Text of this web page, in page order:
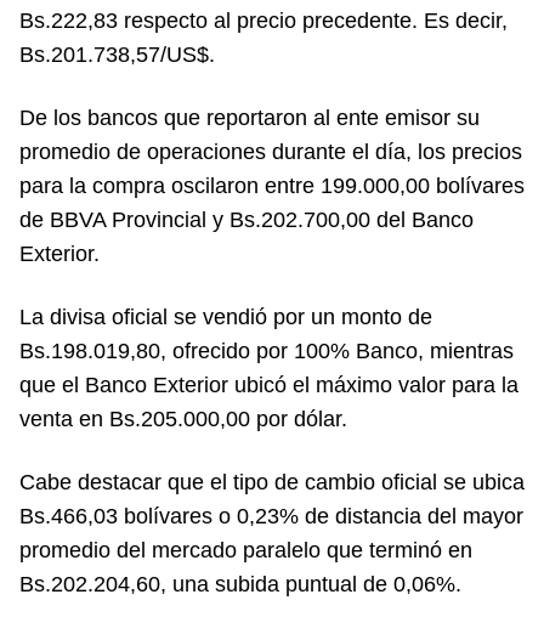
Bs.222,83 respecto al precio precedente. Es decir,
Bs.201.738,57/US$.
De los bancos que reportaron al ente emisor su
promedio de operaciones durante el día, los precios
para la compra oscilaron entre 199.000,00 bolívares
de BBVA Provincial y Bs.202.700,00 del Banco
Exterior.
La divisa oficial se vendió por un monto de
Bs.198.019,80, ofrecido por 100% Banco, mientras
que el Banco Exterior ubicó el máximo valor para la
venta en Bs.205.000,00 por dólar.
Cabe destacar que el tipo de cambio oficial se ubica
Bs.466,03 bolívares o 0,23% de distancia del mayor
promedio del mercado paralelo que terminó en
Bs.202.204,60, una subida puntual de 0,06%.